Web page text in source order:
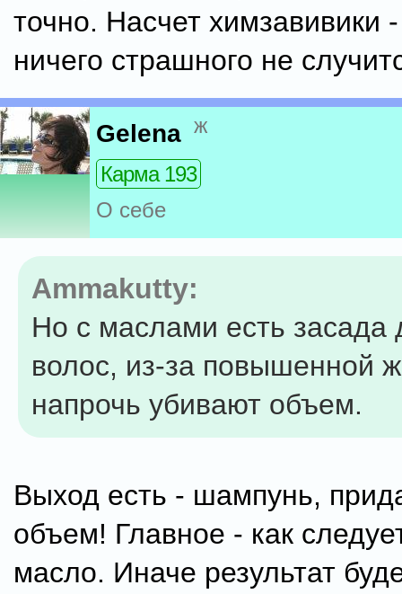
точно. Насчет химзавивики
ничего страшного не
Gelena ж
Карма 193
О себе
Ammakutty:
Но с маслами есть засада
волос, из-за повышенной
напрочь убивают объем.
Выход есть - шампунь,
объем! Главное - как
масло. Иначе результат